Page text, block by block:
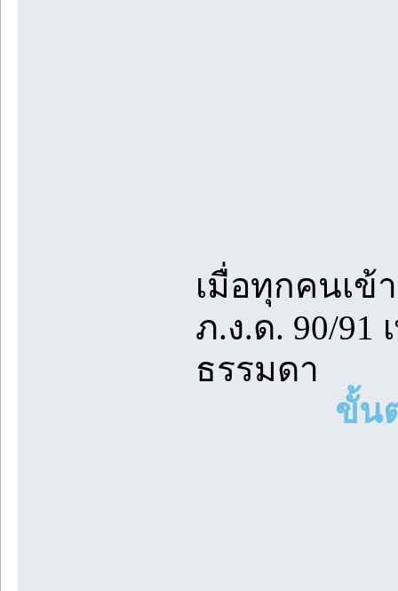
เมื่อทุกคนเข้
ภ.ง.ด. 90/
ธรรมดา
ขั้น